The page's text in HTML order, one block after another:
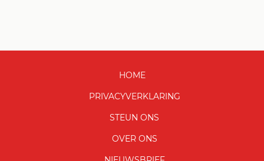
HOME
PRIVACYVERKLARING
STEUN ONS
OVER ONS